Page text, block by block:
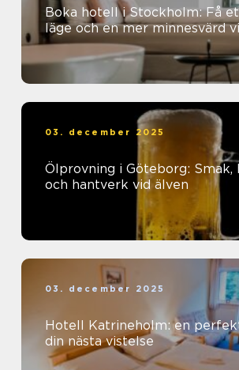
Boka hotell i Stockholm: Få
läge och en mer minnesvärd
03. december 2025
Ölprovning i Göteborg: Smak,
och hantverk vid älven
03. december 2025
Hotell Katrineholm: en
din nästa vistelse